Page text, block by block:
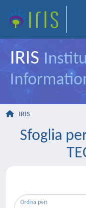
IRIS
IRIS
Sfoglia
Ordina per: